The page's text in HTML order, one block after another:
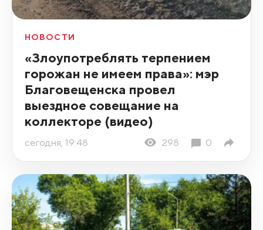
НОВОСТИ
«Злоупотреблять терпением
горожан не имеем права»: мэр
Благовещенска провел
выездное совещание на
коллекторе (видео)
сегодня, 19:48 298 0